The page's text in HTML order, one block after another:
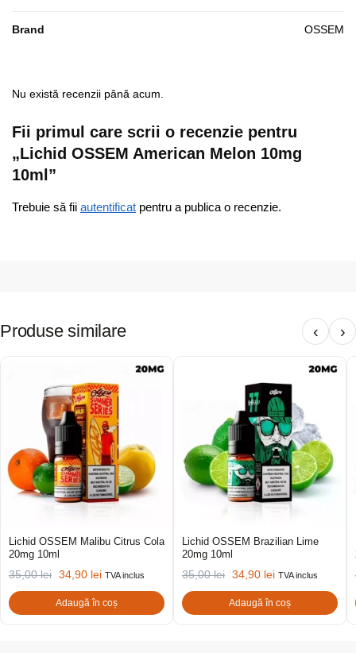
Brand OSSEM
Nu există recenzii până acum.
Fii primul care scrii o recenzie pentru
„Lichid OSSEM American Melon 10mg
10ml”
Trebuie să fii autentificat pentru a publica o recenzie.
Produse similare ‹ ›
Lichid OSSEM Malibu Citrus Cola
20mg 10ml
35,00lei 34,90 lei TVA inclus
Adaugă în coș
Lichid OSSEM Brazilian Lime
20mg 10ml
35,00lei 34,90 lei TVA inclus
Adaugă în coș